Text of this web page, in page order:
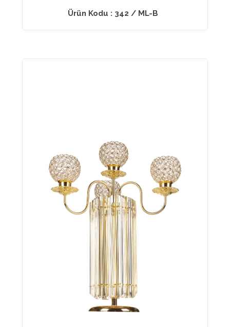
Ürün Kodu : 342 / ML-B